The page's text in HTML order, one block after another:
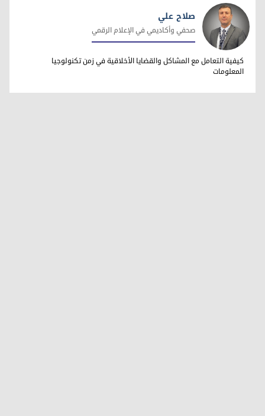
صلاح علي
صلاح علي
صحفي وأكاديمي في الإعلام الرقمي
كيفية التعامل مع المشاكل والقضايا الأخلاقية في زمن تكنولوجيا
المعلومات